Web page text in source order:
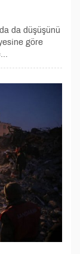
da düşüşünü
göre